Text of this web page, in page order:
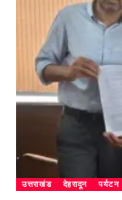
उत्तराखंड देहरादून पर्यटन